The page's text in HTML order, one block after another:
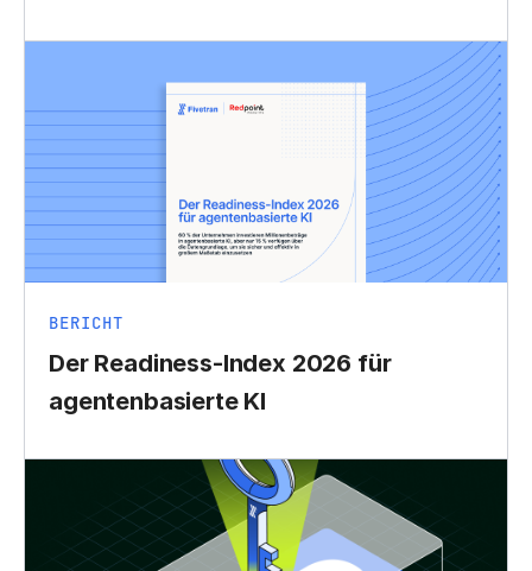
BERICHT
Der Readiness-Index 2026 für
agentenbasierte KI